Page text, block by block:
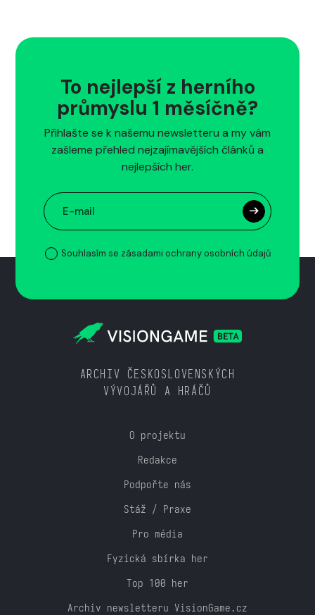
To nejlepší z herního
průmyslu 1 měsíčně?
Přihlašte se k našemu newsletteru a my vám
zašleme přehled nejzajímavějších článků a
nejlepších her.
Souhlasím se zásadami ochrany osobních údajů
ARCHIV ČESKOSLOVENSKÝCH
VÝVOJÁŘŮ A HRÁČŮ
O projektu
Redakce
Podpořte nás
Stáž / Praxe
Pro média
Fyzická sbírka her
Top 100 her
Archiv newsletteru VisionGame.cz